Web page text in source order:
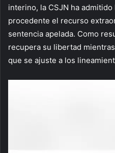
interino, la CSJN ha
procedente el recurso
sentencia apelada. Como
recupera su libertad
que se ajuste a los